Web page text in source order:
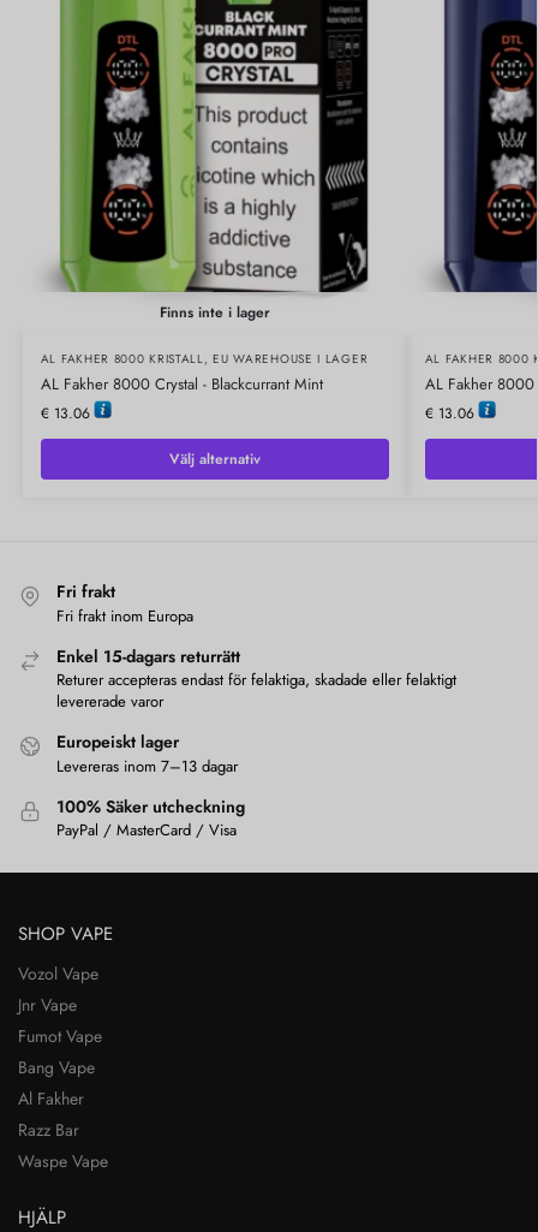
Finns inte i lager
AL FAKHER 8000 KRISTALL,EU WAREHOUSE I LAGER
AL Fakher 8000 Crystal - Blackcurrant Mint
€13.06
Välj alternativ
AL FAKHER 8000
AL Fakher 8000
€13.06
Fri frakt
Fri frakt inom Europa
Enkel 15-dagars returrätt
Returer accepteras endast för felaktiga, skadade eller felaktigt
levererade varor
Europeiskt lager
Levereras inom 7–13 dagar
100% Säker utcheckning
PayPal / MasterCard / Visa
SHOP VAPE
Vozol Vape
Jnr Vape
Fumot Vape
Bang Vape
Al Fakher
Razz Bar
Waspe Vape
HJÄLP